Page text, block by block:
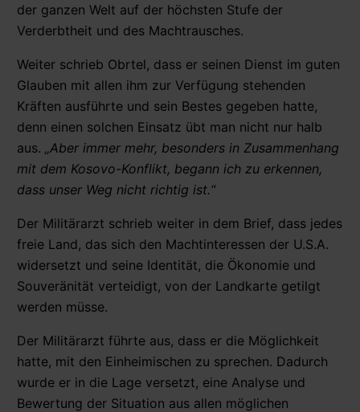
der ganzen Welt auf der höchsten Stufe der
Verderbtheit und des Machtrausches.
Weiter schrieb Obrtel, dass er seinen Dienst im guten
Glauben mit allen ihm zur Verfügung stehenden
Kräften ausführte und sein Bestes gegeben hatte,
denn einen solchen Einsatz übt man nicht nur halb
aus. „Aber immer mehr, besonders in Zusammenhang
mit dem Kosovo-Konflikt, begann ich zu erkennen,
dass unser Weg nicht richtig ist.“
Der Militärarzt schrieb weiter in dem Brief, dass jedes
freie Land, das sich den Machtinteressen der U.S.A.
widersetzt und seine Identität, die Ökonomie und
Souveränität verteidigt, von der Landkarte getilgt
werden müsse.
Der Militärarzt führte aus, dass er die Möglichkeit
hatte, mit den Einheimischen zu sprechen. Dadurch
wurde er in die Lage versetzt, eine Analyse und
Bewertung der Situation aus allen möglichen